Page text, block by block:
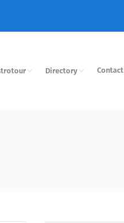
Directory Contact